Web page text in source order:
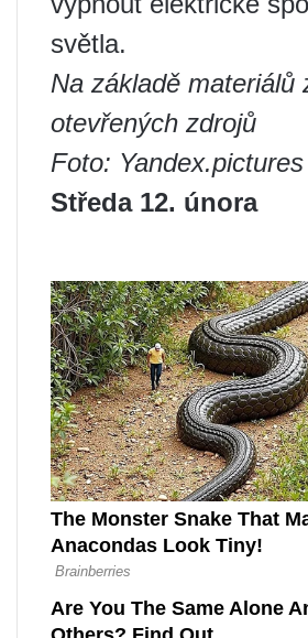
světla.
Na základě materiálů
otevřených zdrojů
Foto: Yandex.pictures
Středa 12. února